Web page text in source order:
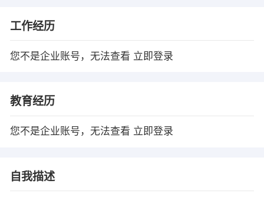
工作经历
您不是企业账号，无法查看 立即登录
教育经历
您不是企业账号，无法查看 立即登录
自我描述